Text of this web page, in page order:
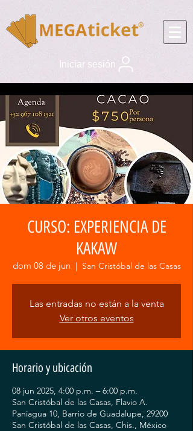
Iniciar sesión
CURSO: EXPERIENCIA DE
KAKAW
dom 08 de jun
  |
San Cristóbal de las Casas
Las entradas no están a la venta
Ver otros eventos
Horario y ubicación
08 jun 2025, 4:00 p.m. – 6:00 p.m.
San Cristóbal de las Casas, Flavio A.
Paniagua 10, Barrio de Guadalupe, 29200
San Cristóbal de las Casas, Chis., México